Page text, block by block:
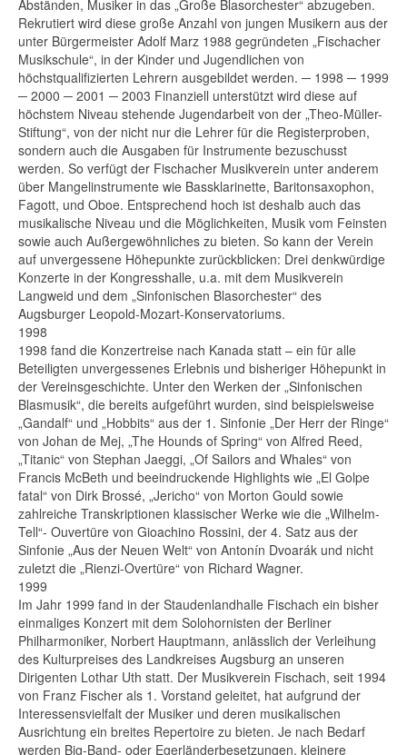
Abständen, Musiker in das „Große Blasorchester“ abzugeben.
Rekrutiert wird diese große Anzahl von jungen Musikern aus der
unter Bürgermeister Adolf Marz 1988 gegründeten „Fischacher
Musikschule“, in der Kinder und Jugendlichen von
höchstqualifizierten Lehrern ausgebildet werden. ─ 1998 ─ 1999
─ 2000 ─ 2001 ─ 2003 Finanziell unterstützt wird diese auf
höchstem Niveau stehende Jugendarbeit von der „Theo-Müller-
Stiftung“, von der nicht nur die Lehrer für die Registerproben,
sondern auch die Ausgaben für Instrumente bezuschusst
werden. So verfügt der Fischacher Musikverein unter anderem
über Mangelinstrumente wie Bassklarinette, Baritonsaxophon,
Fagott, und Oboe. Entsprechend hoch ist deshalb auch das
musikalische Niveau und die Möglichkeiten, Musik vom Feinsten
sowie auch Außergewöhnliches zu bieten. So kann der Verein
auf unvergessene Höhepunkte zurückblicken: Drei denkwürdige
Konzerte in der Kongresshalle, u.a. mit dem Musikverein
Langweid und dem „Sinfonischen Blasorchester“ des
Augsburger Leopold-Mozart-Konservatoriums.
1998
1998 fand die Konzertreise nach Kanada statt – ein für alle
Beteiligten unvergessenes Erlebnis und bisheriger Höhepunkt in
der Vereinsgeschichte. Unter den Werken der „Sinfonischen
Blasmusik“, die bereits aufgeführt wurden, sind beispielsweise
„Gandalf“ und „Hobbits“ aus der 1. Sinfonie „Der Herr der Ringe“
von Johan de Mej, „The Hounds of Spring“ von Alfred Reed,
„Titanic“ von Stephan Jaeggi, „Of Sailors and Whales“ von
Francis McBeth und beeindruckende Highlights wie „El Golpe
fatal“ von Dirk Brossé, „Jericho“ von Morton Gould sowie
zahlreiche Transkriptionen klassischer Werke wie die „Wilhelm-
Tell“- Ouvertüre von Gioachino Rossini, der 4. Satz aus der
Sinfonie „Aus der Neuen Welt“ von Antonín Dvoarák und nicht
zuletzt die „Rienzi-Overtüre“ von Richard Wagner.
1999
Im Jahr 1999 fand in der Staudenlandhalle Fischach ein bisher
einmaliges Konzert mit dem Solohornisten der Berliner
Philharmoniker, Norbert Hauptmann, anlässlich der Verleihung
des Kulturpreises des Landkreises Augsburg an unseren
Dirigenten Lothar Uth statt. Der Musikverein Fischach, seit 1994
von Franz Fischer als 1. Vorstand geleitet, hat aufgrund der
Interessensvielfalt der Musiker und deren musikalischen
Ausrichtung ein breites Repertoire zu bieten. Je nach Bedarf
werden Big-Band- oder Egerländerbesetzungen, kleinere